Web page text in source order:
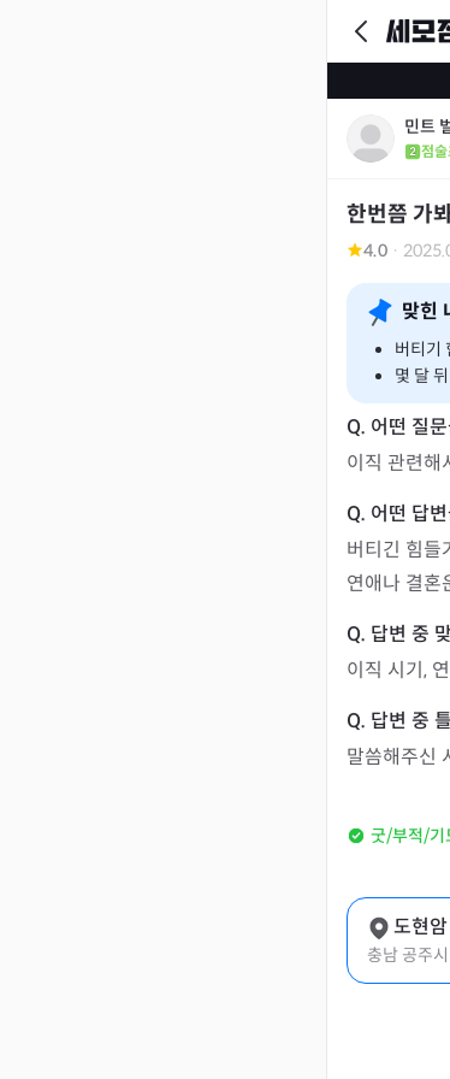
민트
점
한번쯤 가
4.0 ·
맞힌
버티기
몇 달
이직 관련해
버티긴 힘들
연애나 결혼
이직 시기,
말씀해주신
굿/부적/기
도현
충남 공주